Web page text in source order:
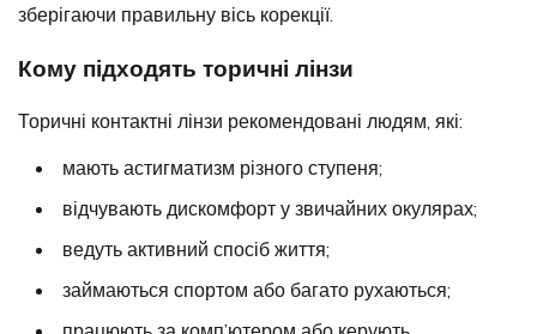
зберігаючи правильну вісь корекції.
Кому підходять торичні лінзи
Торичні контактні лінзи рекомендовані людям, які:
мають астигматизм різного ступеня;
відчувають дискомфорт у звичайних окулярах;
ведуть активний спосіб життя;
займаються спортом або багато рухаються;